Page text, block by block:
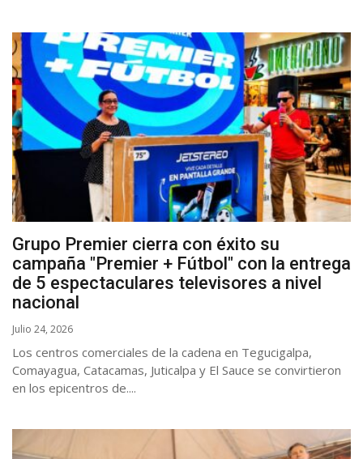
Grupo Premier cierra con éxito su
campaña "Premier + Fútbol" con la entrega
de 5 espectaculares televisores a nivel
nacional
Julio 24, 2026
Los centros comerciales de la cadena en Tegucigalpa,
Comayagua, Catacamas, Juticalpa y El Sauce se convirtieron
en los epicentros de....